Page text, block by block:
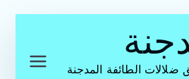
ضلالات الطائفة المدجنة